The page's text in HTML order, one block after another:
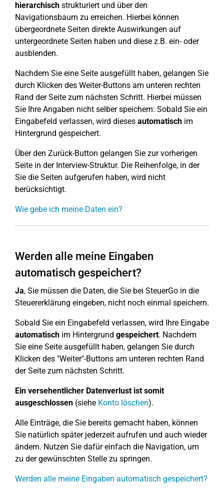
hierarchisch strukturiert und über den
Navigationsbaum zu erreichen. Hierbei können
übergeordnete Seiten direkte Auswirkungen auf
untergeordnete Seiten haben und diese z.B. ein- oder
ausblenden.
Nachdem Sie eine Seite ausgefüllt haben, gelangen Sie
durch Klicken des Weiter-Buttons am unteren rechten
Rand der Seite zum nächsten Schritt. Hierbei müssen
Sie Ihre Angaben nicht selber speichern: Sobald Sie ein
Eingabefeld verlassen, wird dieses automatisch im
Hintergrund gespeichert.
Über den Zurück-Button gelangen Sie zur vorherigen
Seite in der Interview-Struktur. Die Reihenfolge, in der
Sie die Seiten aufgerufen haben, wird nicht
berücksichtigt.
Wie gebe ich meine Daten ein?
Werden alle meine Eingaben
automatisch gespeichert?
Ja, Sie müssen die Daten, die Sie bei SteuerGo in die
Steuererklärung eingeben, nicht noch einmal speichern.
Sobald Sie ein Eingabefeld verlassen, wird Ihre Eingabe
automatisch im Hintergrund gespeichert. Nachdem
Sie eine Seite ausgefüllt haben, gelangen Sie durch
Klicken des "Weiter"-Buttons am unteren rechten Rand
der Seite zum nächsten Schritt.
Ein versehentlicher Datenverlust ist somit
ausgeschlossen (siehe Konto löschen).
Alle Einträge, die Sie bereits gemacht haben, können
Sie natürlich später jederzeit aufrufen und auch wieder
ändern. Nutzen Sie dafür einfach die Navigation, um
zu der gewünschten Stelle zu springen.
Werden alle meine Eingaben automatisch gespeichert?